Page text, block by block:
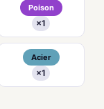
Poison
×1
Acier
×1